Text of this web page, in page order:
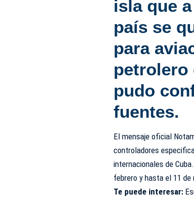
isla que
país se
para
petrolero
pudo
fuentes.
El mensaje oficial
controladores
internacionales de
febrero y hasta el 11 de
Te puede interesar: